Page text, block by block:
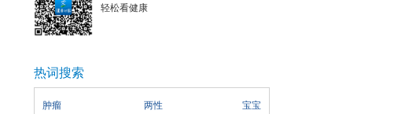
轻松看健康
热词搜索
肿瘤 两性 宝宝